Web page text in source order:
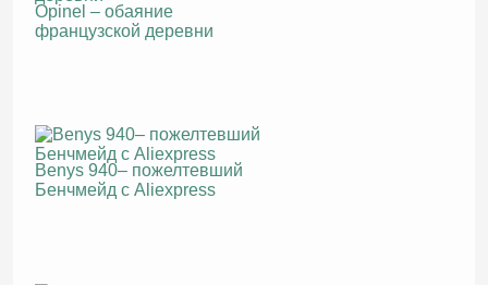
Opinel – обаяние
французской деревни
Benys 940– пожелтевший
Бенчмейд с Aliexpress